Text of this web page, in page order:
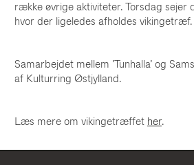
række øvrige aktiviteter. Torsdag sejer
hvor der ligeledes afholdes vikingetræf.
Samarbejdet mellem ’Tunhalla’ og
af Kulturring Østjylland.
Læs mere om vikingetræffet her.